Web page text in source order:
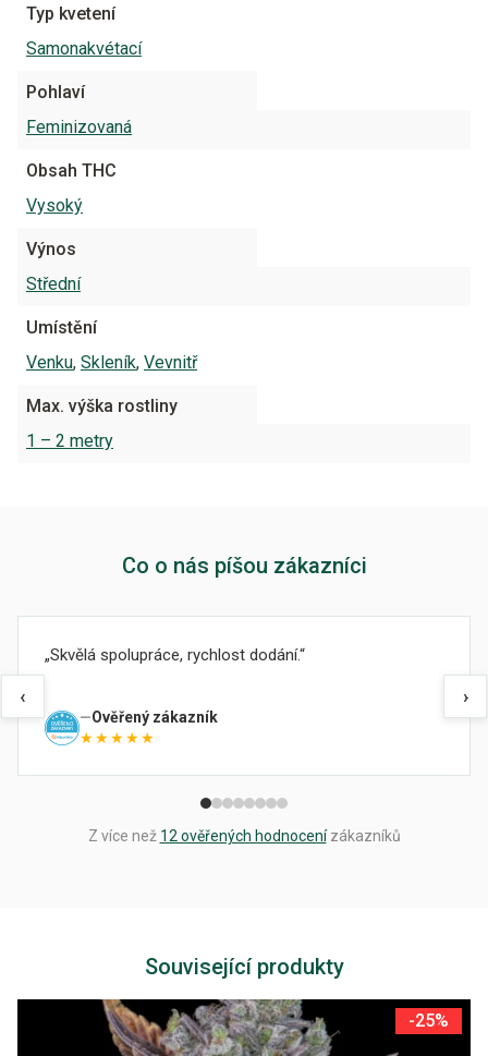
Typ kvetení
Samonakvétací
Pohlaví
Feminizovaná
Obsah THC
Vysoký
Výnos
Střední
Umístění
Venku, Skleník, Vevnitř
Max. výška rostliny
1 – 2 metry
Co o nás píšou zákazníci
‹
Skvělá spolupráce, rychlost dodání.
Ověřený zákazník
★★★★★
›
Z více než 12 ověřených hodnocenízákazníků
Související produkty
-25%